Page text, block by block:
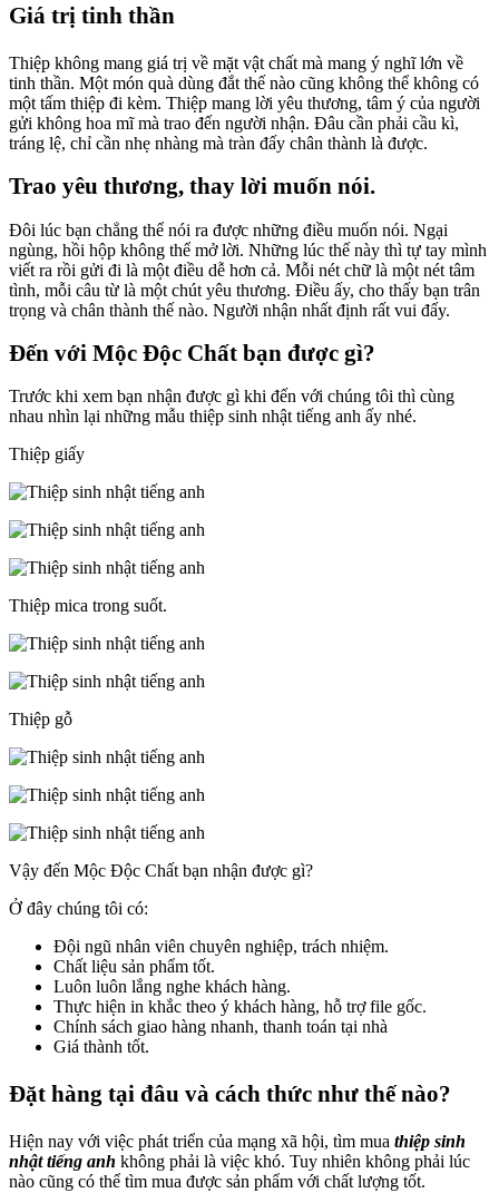
Giá trị tinh thần
Thiệp không mang giá trị về mặt vật chất mà mang ý nghĩ lớn về
tinh thần. Một món quà dùng đắt thế nào cũng không thể không có
một tấm thiệp đi kèm. Thiệp mang lời yêu thương, tâm ý của người
gửi không hoa mĩ mà trao đến người nhận. Đâu cần phải cầu kì,
tráng lệ, chỉ cần nhẹ nhàng mà tràn đấy chân thành là được.
Trao yêu thương, thay lời muốn nói.
Đôi lúc bạn chẳng thể nói ra được những điều muốn nói. Ngại
ngùng, hồi hộp không thể mở lời. Những lúc thế này thì tự tay mình
viết ra rồi gửi đi là một điều dễ hơn cả. Mỗi nét chữ là một nét tâm
tình, mỗi câu từ là một chút yêu thương. Điều ấy, cho thấy bạn trân
trọng và chân thành thế nào. Người nhận nhất định rất vui đấy.
Đến với Mộc Độc Chất bạn được gì?
Trước khi xem bạn nhận được gì khi đến với chúng tôi thì cùng
nhau nhìn lại những mẫu thiệp sinh nhật tiếng anh ấy nhé.
Thiệp giấy
Thiệp mica trong suốt.
Thiệp gỗ
Vậy đến Mộc Độc Chất bạn nhận được gì?
Ở đây chúng tôi có:
Đội ngũ nhân viên chuyên nghiệp, trách nhiệm.
Chất liệu sản phẩm tốt.
Luôn luôn lắng nghe khách hàng.
Thực hiện in khắc theo ý khách hàng, hỗ trợ file gốc.
Chính sách giao hàng nhanh, thanh toán tại nhà
Giá thành tốt.
Đặt hàng tại đâu và cách thức như thế nào?
Hiện nay với việc phát triển của mạng xã hội, tìm mua thiệp sinh
nhật tiếng anh không phải là việc khó. Tuy nhiên không phải lúc
nào cũng có thể tìm mua được sản phẩm với chất lượng tốt.